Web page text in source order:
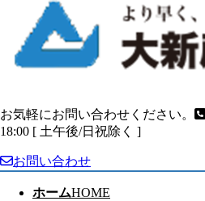
お気軽にお問い合わせください。
18:00 [ 土午後/日祝除く ]
お問い合わせ
ホームHOME